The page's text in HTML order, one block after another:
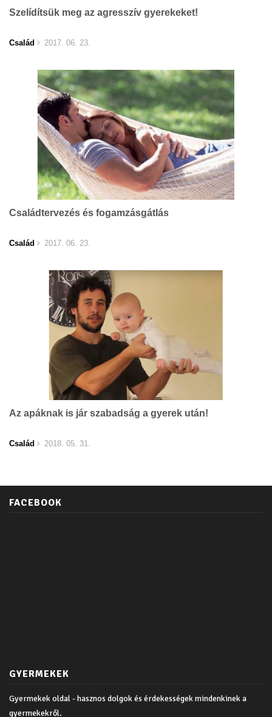
Szelídítsük meg az agresszív gyerekeket!
Család 2017. 06. 23.
Családtervezés és fogamzásgátlás
Család 2017. 06. 23.
Az apáknak is jár szabadság a gyerek után!
Család 2018. 05. 31.
FACEBOOK
GYERMEKEK
Gyermekek oldal - hasznos dolgok és érdekességek mindenkinek a
gyermekekről.